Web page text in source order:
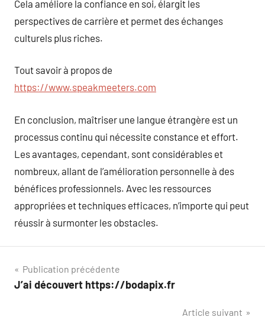
Cela améliore la confiance en soi, élargit les
perspectives de carrière et permet des échanges
culturels plus riches.
Tout savoir à propos de
https://www.speakmeeters.com
En conclusion, maîtriser une langue étrangère est un
processus continu qui nécessite constance et effort.
Les avantages, cependant, sont considérables et
nombreux, allant de l’amélioration personnelle à des
bénéfices professionnels. Avec les ressources
appropriées et techniques efficaces, n’importe qui peut
réussir à surmonter les obstacles.
Navigation
de
Publication précédente
J’ai découvert https://bodapix.fr
Article suivant